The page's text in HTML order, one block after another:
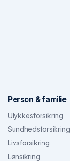
Person & familie
Ulykkesforsikring
Sundhedsforsikring
Livsforsikring
Lønsikring